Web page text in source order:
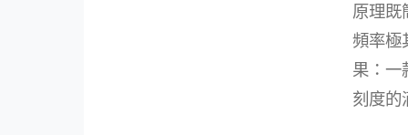
原理既
頻率極
果：一
刻度的